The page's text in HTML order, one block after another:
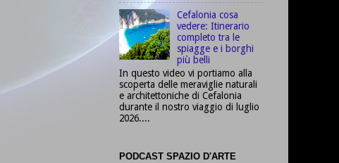
Cefalonia cosa
vedere: Itinerario
completo tra le
spiagge e i borghi
più belli
In questo video vi portiamo alla
scoperta delle meraviglie naturali
e architettoniche di Cefalonia
durante il nostro viaggio di luglio
2026....
PODCAST SPAZIO D'ARTE